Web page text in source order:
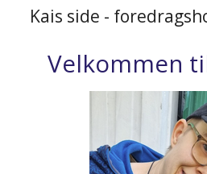
hovedinnhold
Kais side -
Velkommen